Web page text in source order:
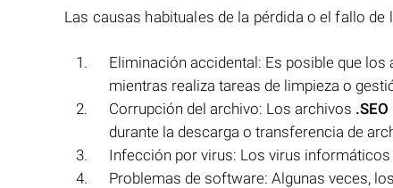
Las causas habituales de la pérdida o el fallo de
Eliminación accidental: Es posible que los
mientras realiza tareas de limpieza o
Corrupción del archivo: Los archivos .SEO
durante la descarga o transferencia de
Infección por virus: Los virus
Problemas de software: Algunas veces,